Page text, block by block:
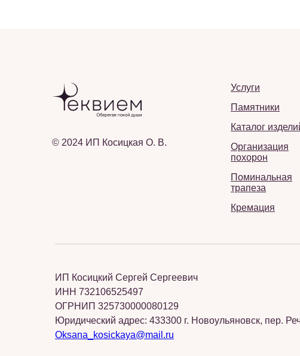
© 2024 ИП Косицкая О. В.
Услуги
Памятники
Каталог
Организация
похорон
Поминальная
трапеза
Кремация
ИП Косицкий Сергей Сергеевич
ИНН 732106525497
ОГРНИП 325730000080129
Юридический адрес: 433300 г. Новоульяновск, пер.
Oksana_kosickaya@mail.ru